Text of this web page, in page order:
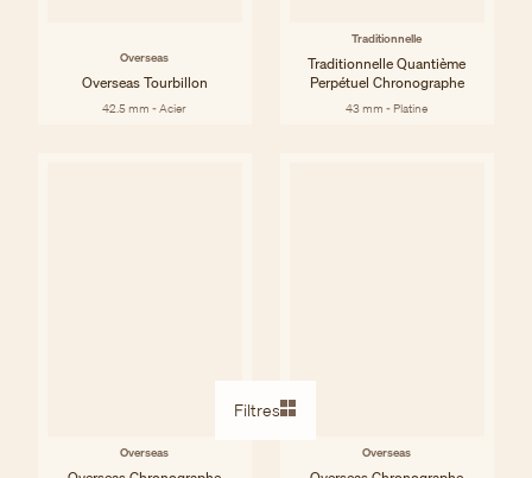
Filtres
Overseas
Overseas Tourbillon
42.5 mm - Acier
Traditionnelle
Traditionnelle Quantième
Perpétuel Chronographe
43 mm - Platine
Overseas Overseas